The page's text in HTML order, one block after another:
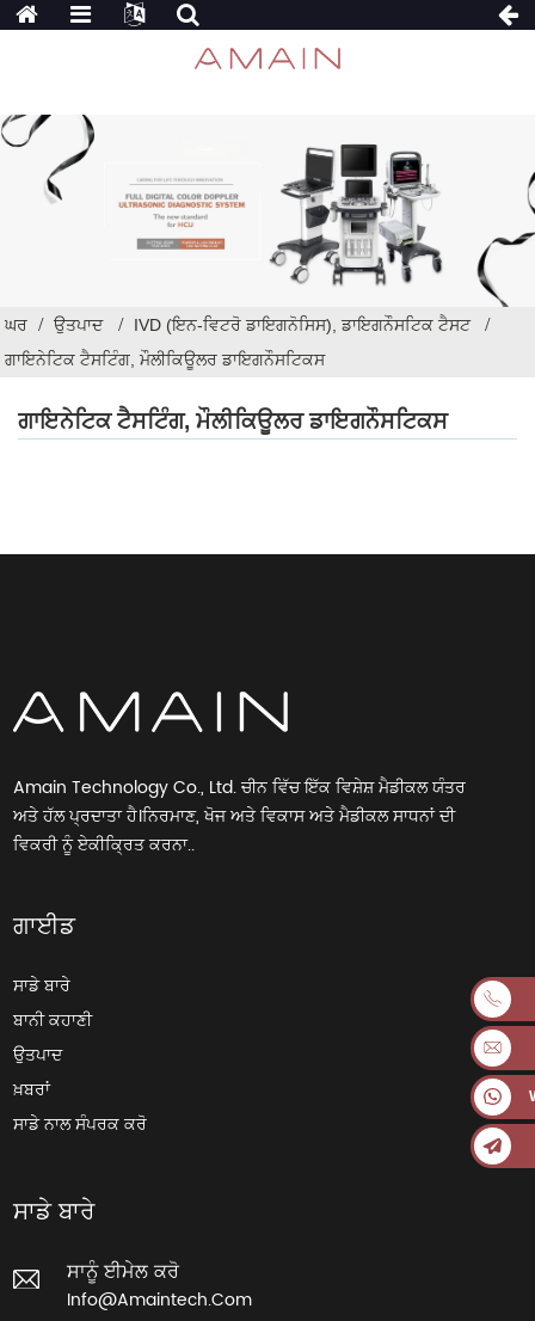
ਘਰ ਉਤਪਾਦ
IVD (ਇਨ-ਵਿਟਰੋ ਡਾਇਗਨੋਸਿਸ), ਡਾਇਗਨੌਸਟਿਕ ਟੈਸਟ
ਗਾਇਨੇਟਿਕ ਟੈਸਟਿੰਗ, ਮੌਲੀਕਿਊਲਰ ਡਾਇਗਨੌਸਟਿਕਸ
ਗਾਇਨੇਟਿਕ ਟੈਸਟਿੰਗ, ਮੌਲੀਕਿਊਲਰ ਡਾਇਗਨੌਸਟਿਕਸ
Amain Technology Co., Ltd. ਚੀਨ ਵਿੱਚ ਇੱਕ ਵਿਸ਼ੇਸ਼ ਮੈਡੀਕਲ ਯੰਤਰ
ਅਤੇ ਹੱਲ ਪ੍ਰਦਾਤਾ ਹੈ।ਨਿਰਮਾਣ, ਖੋਜ ਅਤੇ ਵਿਕਾਸ ਅਤੇ ਮੈਡੀਕਲ ਸਾਧਨਾਂ ਦੀ
ਵਿਕਰੀ ਨੂੰ ਏਕੀਕ੍ਰਿਤ ਕਰਨਾ..
ਗਾਈਡ
ਸਾਡੇ ਬਾਰੇ
ਬਾਨੀ ਕਹਾਣੀ
ਉਤਪਾਦ
ਖ਼ਬਰਾਂ
ਸਾਡੇ ਨਾਲ ਸੰਪਰਕ ਕਰੋ
ਸਾਡੇ ਬਾਰੇ
ਸਾਨੂੰ ਈਮੇਲ ਕਰੋ
Info@amaintech.com